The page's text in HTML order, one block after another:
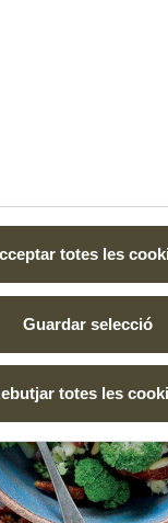
totes les
Guardar selecció
totes les
bròcoli